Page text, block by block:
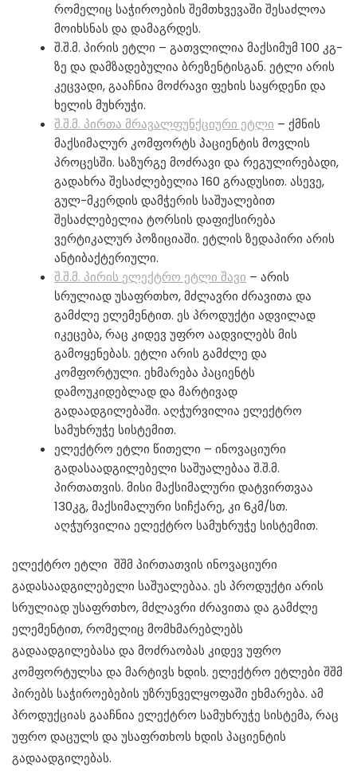
რომელიც საჭიროების შემთხვევაში შესაძლოა
მოიხსნას და დამაგრდეს.
შ.შ.მ. პირის ეტლი – გათვლილია მაქსიმუმ 100 კგ-
ზე და დამზადებულია ბრეზენტისგან. ეტლი არის
კეცვადი, გააჩნია მოძრავი ფეხის საყრდენი და
ხელის მუხრუჭი.
შ.შ.მ. პირთა მრავალფუნქციური ეტლი – ქმნის
მაქსიმალურ კომფორტს პაციენტის მოვლის
პროცესში. საზურგე მოძრავი და რეგულირებადი,
გადახრა შესაძლებელია 160 გრადუსით. ასევე,
გულ-მკერდის დამჭერის საშუალებით
შესაძლებელია ტორსის დაფიქსირება
ვერტიკალურ პოზიციაში. ეტლის ზედაპირი არის
ანტიბაქტერიული.
შ.შ.მ. პირის ელექტრო ეტლი შავი – არის
სრულიად უსაფრთხო, მძლავრი ძრავითა და
გამძლე ელემენტით. ეს პროდუქტი ადვილად
იკეცება, რაც კიდევ უფრო აადვილებს მის
გამოყენებას. ეტლი არის გამძლე და
კომფორტული. ეხმარება პაციენტს
დამოუკიდებლად და მარტივად
გადაადგილებაში. აღჭურვილია ელექტრო
სამუხრუჭე სისტემით.
ელექტრო ეტლი წითელი – ინოვაციური
გადასაადგილებელი საშუალებაა შ.შ.მ.
პირთათვის. მისი მაქსიმალური დატვირთვაა
130კგ, მაქსიმალური სიჩქარე, კი 6კმ/სთ.
აღჭურვილია ელექტრო სამუხრუჭე სისტემით.
ელექტრო ეტლი შშმ პირთათვის ინოვაციური
გადასაადგილებელი საშუალებაა. ეს პროდუქტი არის
სრულიად უსაფრთხო, მძლავრი ძრავითა და გამძლე
ელემენტით, რომელიც მომხმარებლებს
გადაადგილებასა და მოძრაობას კიდევ უფრო
კომფორტულსა და მარტივს ხდის. ელექტრო ეტლები შშმ
პირებს საჭიროებების უზრუნველყოფაში ეხმარება. ამ
პროდუქციას გააჩნია ელექტრო სამუხრუჭე სისტემა, რაც
უფრო დაცულს და უსაფრთხოს ხდის პაციენტის
გადაადგილებას.